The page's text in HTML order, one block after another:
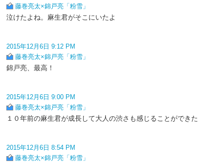
藤巻亮太×錦戸亮「粉雪」
泣けたよね。麻生君がそこにいたよ
2015年12月6日 9:12 PM
藤巻亮太×錦戸亮「粉雪」
錦戸亮、最高！
2015年12月6日 9:00 PM
藤巻亮太×錦戸亮「粉雪」
１０年前の麻生君が成長して大人の渋さも感じることができた
2015年12月6日 8:54 PM
藤巻亮太×錦戸亮「粉雪」